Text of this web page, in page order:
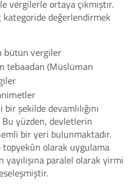
vergilerle ortaya çıkmıştır.
kategoride değerlendirmek
bütün vergiler
tebaadan (Müslüman
şekilde devamlılığını
yüzden, devletlerin
bir yeri bulunmaktadır.
olarak uygulama
yayılışına paralel olarak yirmi